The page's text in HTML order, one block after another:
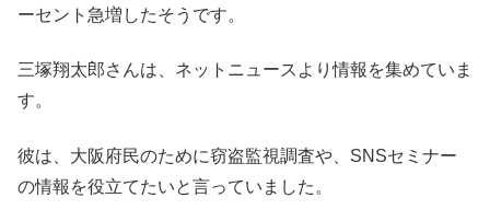
ーセント急増したそうです。
三塚翔太郎さんは、ネットニュースより情報を集めていま
す。
彼は、大阪府民のために窃盗監視調査や、SNSセミナー
の情報を役立てたいと言っていました。